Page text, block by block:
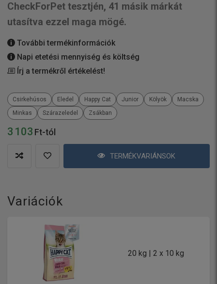
3 103 Ft-tól
TERMÉKVARIÁNSOK
CheckForPet tesztjén, 41 másik márkát
utasítva ezzel maga mögé.
További termékinformációk
Napi etetési mennyiség és költség
Írj a termékről értékelést!
Csirkehúsos Eledel Happy Cat Junior Kölyök
Macska
Minkas
Szárazeledel Zsákban
Variációk
20 kg | 2 x 10 kg